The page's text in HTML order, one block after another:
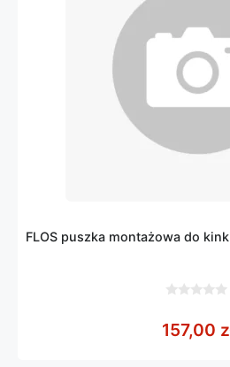
FLOS puszka montażowa do
5
157,00